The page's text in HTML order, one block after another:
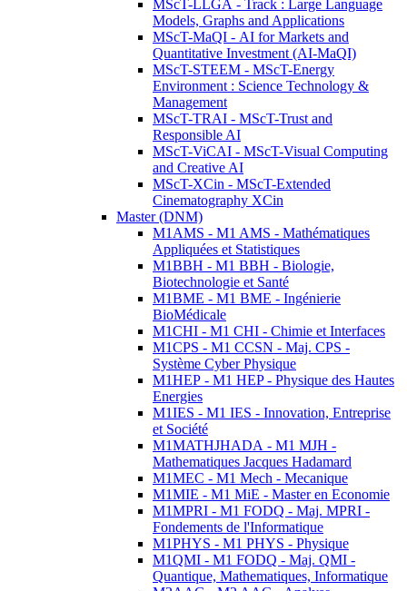
MScT-LLGA - Track : Large Language
Models, Graphs and Applications
MScT-MaQI - AI for Markets and
Quantitative Investment (AI-MaQI)
MScT-STEEM - MScT-Energy
Environment : Science Technology &
Management
MScT-TRAI - MScT-Trust and
Responsible AI
MScT-ViCAI - MScT-Visual Computing
and Creative AI
MScT-XCin - MScT-Extended
Cinematography XCin
Master (DNM)
M1AMS - M1 AMS - Mathématiques
Appliquées et Statistiques
M1BBH - M1 BBH - Biologie,
Biotechnologie et Santé
M1BME - M1 BME - Ingénierie
BioMédicale
M1CHI - M1 CHI - Chimie et Interfaces
M1CPS - M1 CCSN - Maj. CPS -
Système Cyber Physique
M1HEP - M1 HEP - Physique des Hautes
Energies
M1IES - M1 IES - Innovation, Entreprise
et Société
M1MATHJHADA - M1 MJH -
Mathematiques Jacques Hadamard
M1MEC - M1 Mech - Mecanique
M1MIE - M1 MiE - Master en Economie
M1MPRI - M1 FODQ - Maj. MPRI -
Fondements de l'Informatique
M1PHYS - M1 PHYS - Physique
M1QMI - M1 FODQ - Maj. QMI -
Quantique, Mathematiques, Informatique